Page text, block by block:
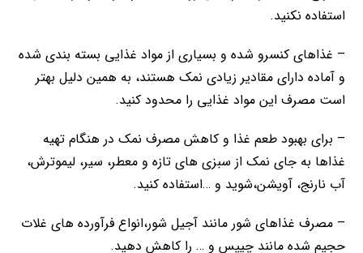
استفاده نکنید.
– غذاهای کنسرو شده و بسیاری از مواد غذایی بسته بندی شده
و آماده دارای مقادیر زیادی نمک هستند، به همین دلیل بهتر
است مصرف این مواد غذایی را محدود کنید.
– برای بهبود طعم غذا و کاهش مصرف نمک در هنگام تهیه
غذاها به جای نمک از سبزی های تازه و معطر، سیر، لیموترش،
آب نارنج، آویشن،شوید و …استفاده کنید.
– مصرف غذاهای شور مانند آجیل شور،انواع فرآورده های غلات
حجیم شده مانند چیپس و … را کاهش دهید.